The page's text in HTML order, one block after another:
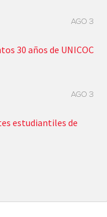
AGO 3
30 años de UNICOC
AGO 3
estudiantiles de